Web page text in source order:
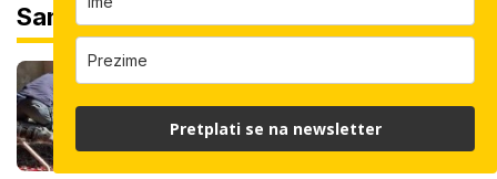
Sam svoj majstor
Koliko košta kvadrat estriha? Tri su
najisplativija
Pretplati se na newsletter